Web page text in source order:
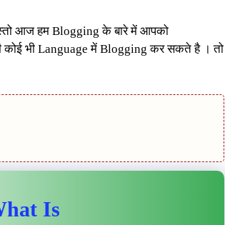
आज हम Blogging के बारे में आपको
कोई भी Language में Blogging कर सकते है । तो